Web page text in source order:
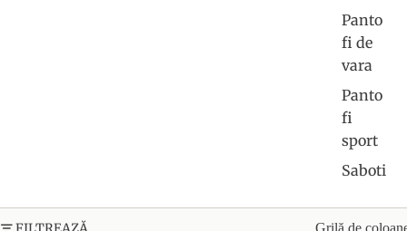
Panto
fi de
vara
Panto
fi
sport
Saboti
Grilă de